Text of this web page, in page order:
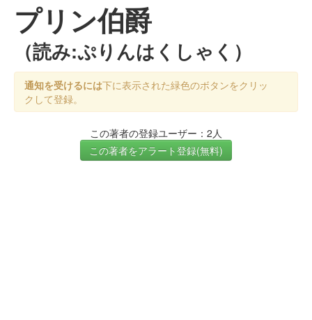
プリン伯爵
（読み:ぷりんはくしゃく）
通知を受けるには下に表示された緑色のボタンをクリッ
クして登録。
この著者の登録ユーザー：2人
この著者をアラート登録(無料)